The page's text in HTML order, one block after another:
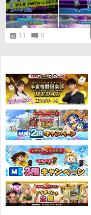
11 0